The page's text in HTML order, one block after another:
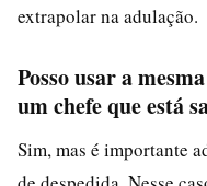
extrapolar na adulação.
Posso usar a
um chefe que está
Sim, mas é importante